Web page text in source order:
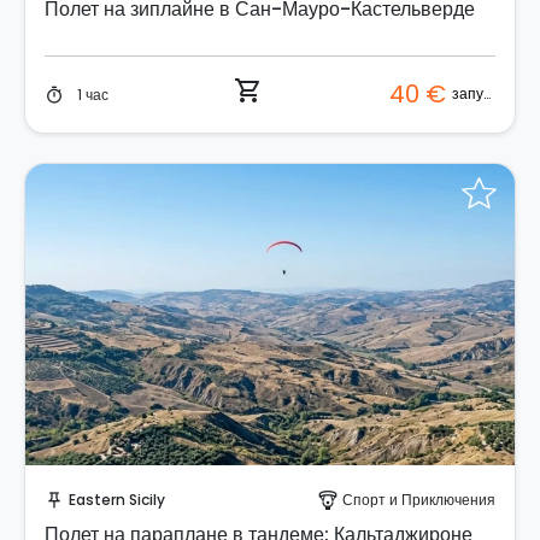
Полет на зиплайне в Сан-Мауро-Кастельверде
timer 1 час shopping_cart 40 € запуск
push_pin Eastern Sicily paragliding Спорт и Приключения